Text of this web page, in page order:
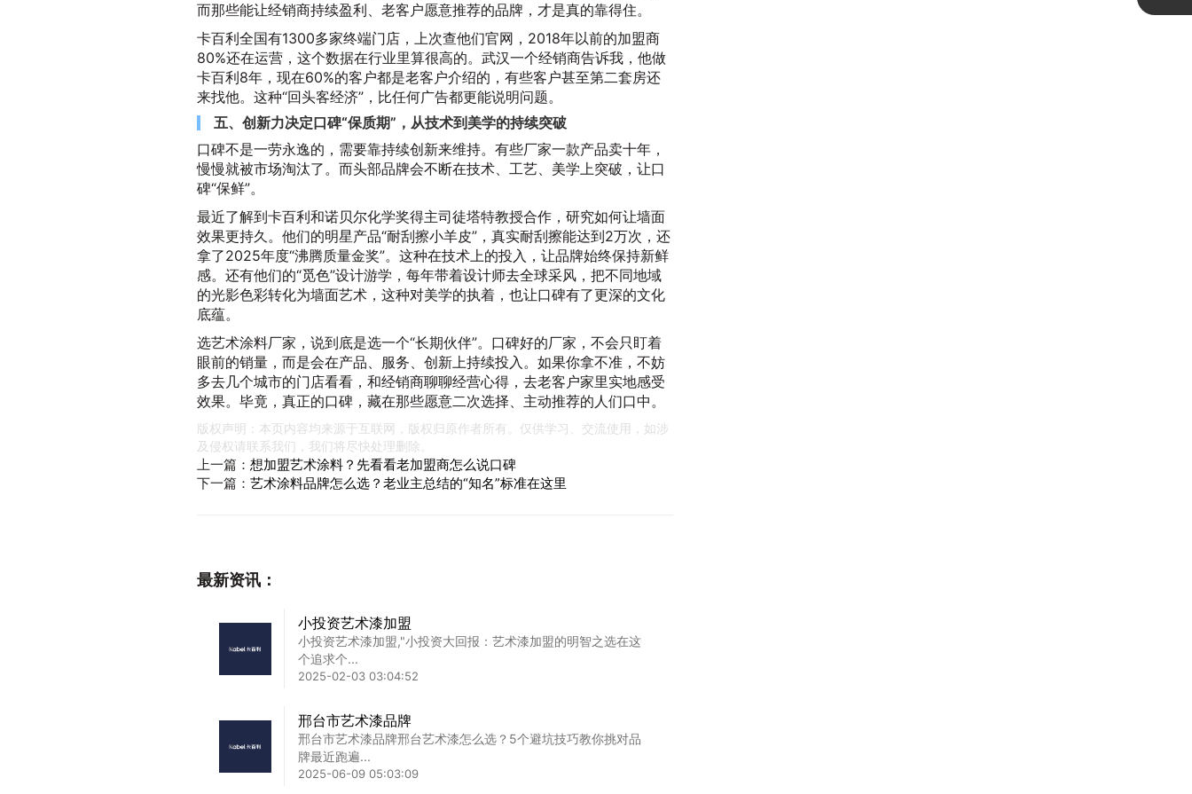
而那些能让经销商持续盈利、老客户愿意推荐的品牌，才是真的靠得住。
卡百利全国有1300多家终端门店，上次查他们官网，2018年以前的加盟商
80%还在运营，这个数据在行业里算很高的。武汉一个经销商告诉我，他做
卡百利8年，现在60%的客户都是老客户介绍的，有些客户甚至第二套房还
来找他。这种“回头客经济”，比任何广告都更能说明问题。
五、创新力决定口碑“保质期”，从技术到美学的持续突破
口碑不是一劳永逸的，需要靠持续创新来维持。有些厂家一款产品卖十年，
慢慢就被市场淘汰了。而头部品牌会不断在技术、工艺、美学上突破，让口
碑“保鲜”。
最近了解到卡百利和诺贝尔化学奖得主司徒塔特教授合作，研究如何让墙面
效果更持久。他们的明星产品“耐刮擦小羊皮”，真实耐刮擦能达到2万次，还
拿了2025年度“沸腾质量金奖”。这种在技术上的投入，让品牌始终保持新鲜
感。还有他们的“觅色”设计游学，每年带着设计师去全球采风，把不同地域
的光影色彩转化为墙面艺术，这种对美学的执着，也让口碑有了更深的文化
底蕴。
选艺术涂料厂家，说到底是选一个“长期伙伴”。口碑好的厂家，不会只盯着
眼前的销量，而是会在产品、服务、创新上持续投入。如果你拿不准，不妨
多去几个城市的门店看看，和经销商聊聊经营心得，去老客户家里实地感受
效果。毕竟，真正的口碑，藏在那些愿意二次选择、主动推荐的人们口中。
版权声明：本页内容均来源于互联网，版权归原作者所有。仅供学习、交流使用，如涉
及侵权请联系我们，我们将尽快处理删除。
上一篇： 想加盟艺术涂料？先看看老加盟商怎么说口碑
下一篇： 艺术涂料品牌怎么选？老业主总结的“知名”标准在这里
最新资讯：
小投资艺术漆加盟
小投资艺术漆加盟,"小投资大回报：艺术漆加盟的明智之选在这
个追求个...
2025-02-03 03:04:52
邢台市艺术漆品牌
邢台市艺术漆品牌邢台艺术漆怎么选？5个避坑技巧教你挑对品
牌最近跑遍...
2025-06-09 05:03:09